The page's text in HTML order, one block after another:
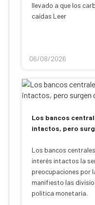
llevado a que los
caídas Leer
06/08/2026
Los bancos
intactos, pero
Los bancos
interés intactos la
preocupaciones por
manifiesto las
política monetaria.